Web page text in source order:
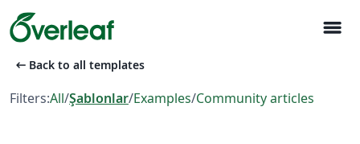
menu
arrow_left_alt Back to all templates
Filters:All/Şablonlar/Examples/Community articles